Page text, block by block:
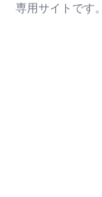
専用サイトです。